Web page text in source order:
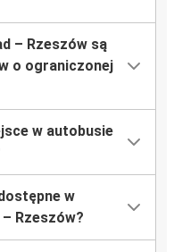
– Rzeszów są
o ograniczonej
w autobusie
w
Rzeszów?